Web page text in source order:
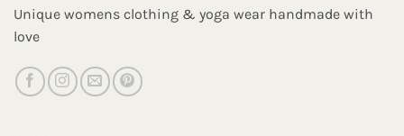
Unique womens clothing & yoga wear handmade with
love